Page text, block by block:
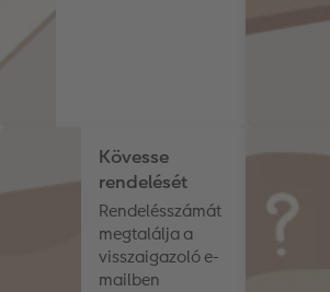
CEWE myPhotos
Kiegészítők
CEWE myPhotos
Kövesse
rendelését
Rendelésszámát
megtalálja a
visszaigazoló e-
mailben